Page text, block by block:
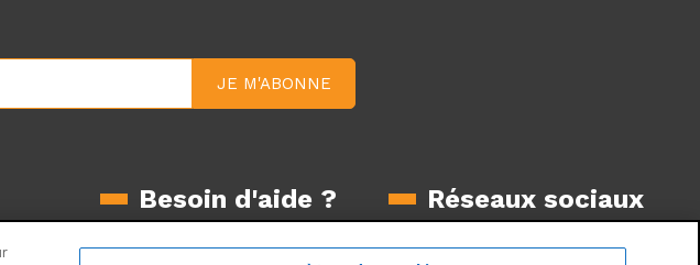
Besoin d'aide ? Réseaux sociaux